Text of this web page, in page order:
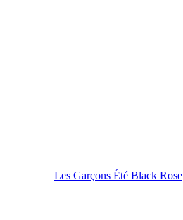
Les Garçons Été Black Rose